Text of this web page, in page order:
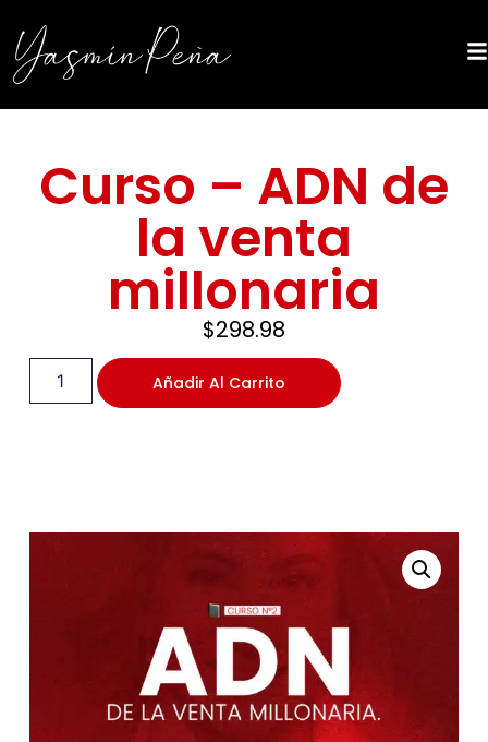
Curso – ADN de
la venta
millonaria
$298.98
Añadir Al Carrito